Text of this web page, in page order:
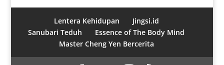
Lentera Kehidupan
Jingsi.id
Sanubari Teduh
Essence of The Body Mind
Master Cheng Yen Bercerita